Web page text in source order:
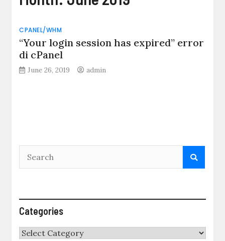
CPANEL/WHM
“Your login session has expired” error
di cPanel
June 26, 2019 admin
Categories
Categories